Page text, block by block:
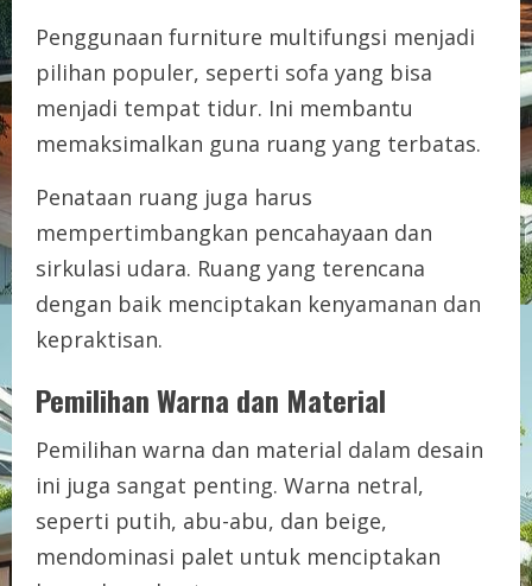
Penggunaan furniture multifungsi menjadi
pilihan populer, seperti sofa yang bisa
menjadi tempat tidur. Ini membantu
memaksimalkan guna ruang yang terbatas.
Penataan ruang juga harus
mempertimbangkan pencahayaan dan
sirkulasi udara. Ruang yang terencana
dengan baik menciptakan kenyamanan dan
kepraktisan.
Pemilihan Warna dan Material
Pemilihan warna dan material dalam desain
ini juga sangat penting. Warna netral,
seperti putih, abu-abu, dan beige,
mendominasi palet untuk menciptakan